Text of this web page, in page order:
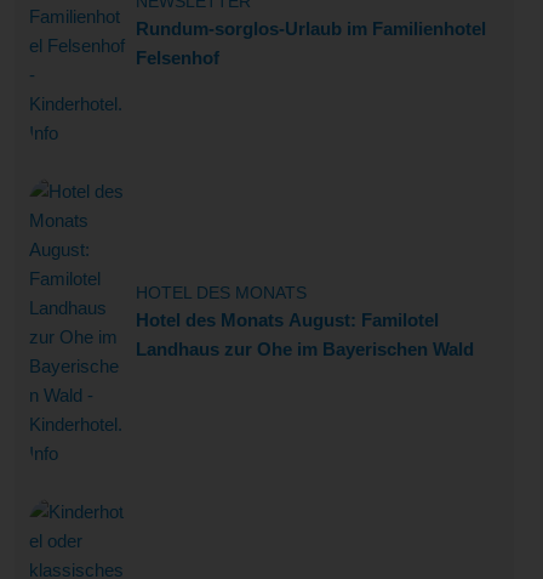
Rundum-sorglos-Urlaub im Familienhotel
Felsenhof
HOTEL DES MONATS
Hotel des Monats August: Familotel
Landhaus zur Ohe im Bayerischen Wald